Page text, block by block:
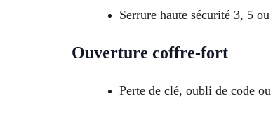
Serrure haute sécurité 3, 5
Ouverture coffre-fort
Perte de clé, oubli de code